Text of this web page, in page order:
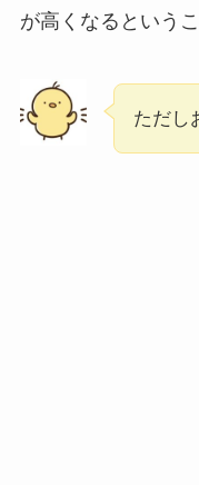
が高くなるというこ
ただし